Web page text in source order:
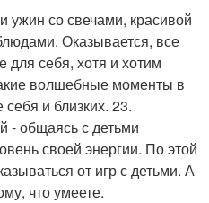
ужин со свечами, красивой
Оказывается, все
себя, хотя и хотим
волшебные моменты в
и близких. 23.
- общаясь с детьми
своей энергии. По этой
от игр с детьми. А
что умеете.